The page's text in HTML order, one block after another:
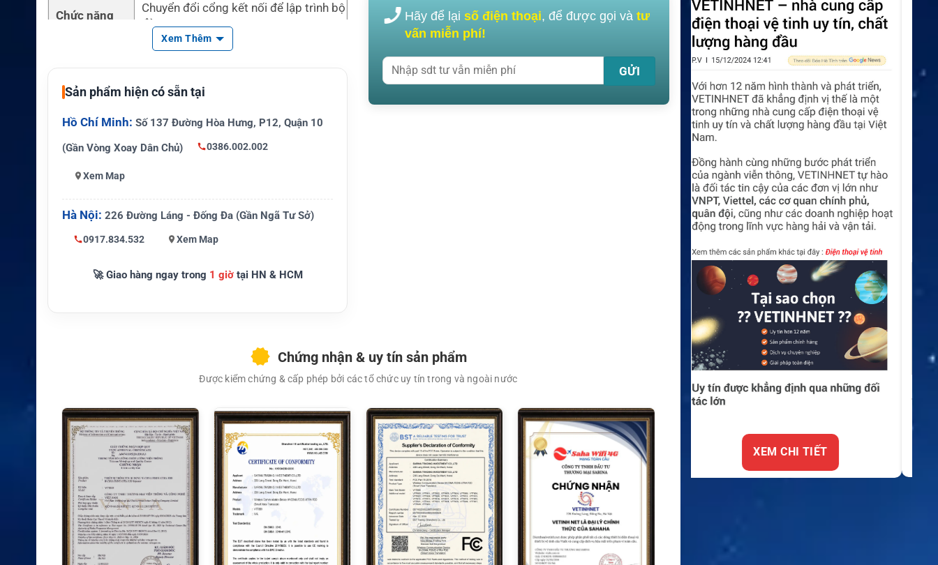
Chức năng
Chuyển đổi cổng kết nối để lập trình bộ
đàm
Thiết kế nhỏ gọn, kết nối ổn định, dễ dà
Ứng dụng
Nạp tần số, cài đặt cấu hình bộ đàm qu
Xem Thêm
Sản phẩm hiện có sẵn tại
Hồ Chí Minh: Số 137 Đường Hòa Hưng, P12, Quận 10
(Gần Vòng Xoay Dân Chủ)
0386.002.002
Xem Map
Hà Nội: 226 Đường Láng - Đống Đa (Gần Ngã Tư Sở)
0917.834.532 Xem Map
🚀 Giao hàng ngay trong 1 giờtại HN & HCM
Hãy để lạisố điện thoại, để được gọi vàtư
vấn miễn phí!
Chứng nhận & uy tín sản phẩm
Được kiểm chứng & cấp phép bởi các tổ chức uy tín trong và ngoài nước
XEM CHI TIẾT XEM CHI TIẾT XEM CHI TIẾT XEM CHI TIẾT